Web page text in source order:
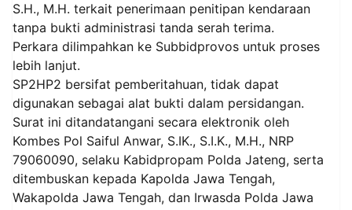
S.H., M.H. terkait penerimaan penitipan kendaraan
tanpa bukti administrasi tanda serah terima.
Perkara dilimpahkan ke Subbidprovos untuk proses
lebih lanjut.
SP2HP2 bersifat pemberitahuan, tidak dapat
digunakan sebagai alat bukti dalam persidangan.
Surat ini ditandatangani secara elektronik oleh
Kombes Pol Saiful Anwar, S.IK., S.I.K., M.H., NRP
79060090, selaku Kabidpropam Polda Jateng, serta
ditembuskan kepada Kapolda Jawa Tengah,
Wakapolda Jawa Tengah, dan Irwasda Polda Jawa